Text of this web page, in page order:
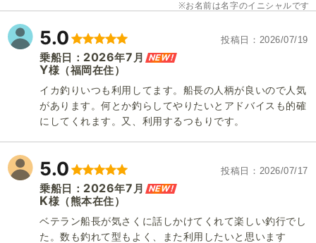
お名前は名字のイニシャルです
5.0 投稿日 2026/07/19
乗船日： 2026年7 月 NEW!
Y様 （福岡在住）
イカ釣りいつも利用してます。船長の人柄が良いので人気
があります。何とか釣らしてやりたいとアドバイスも的確
にしてくれます。又、利用するつもりです。
5.0 投稿日 2026/07/17
乗船日： 2026年7 月 NEW!
K様 （熊本在住）
ベテラン船長が気さくに話しかけてくれて楽しい釣行でし
た。数も釣れて型もよく、また利用したいと思います